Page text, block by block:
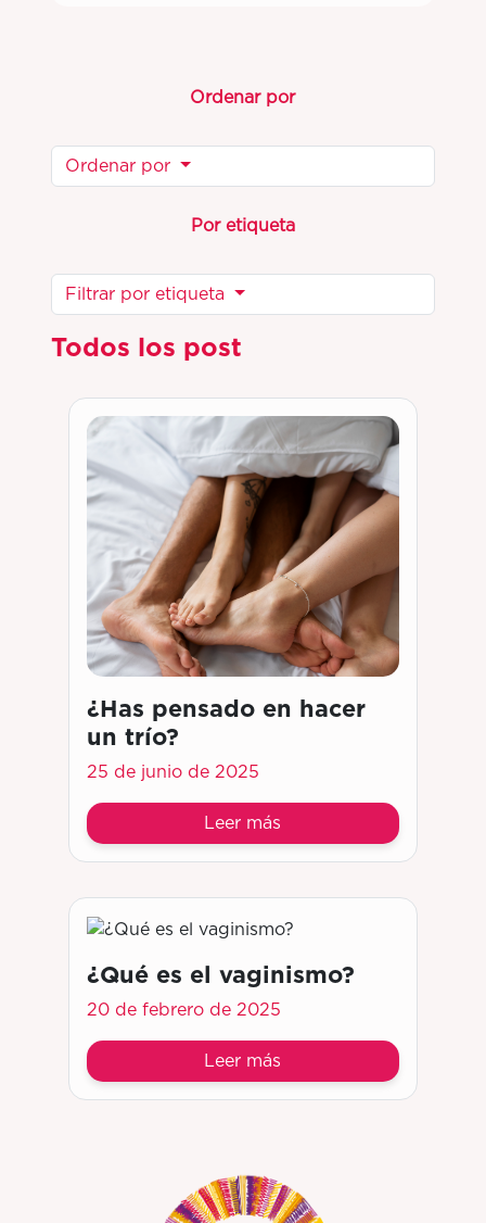
Ordenar por
Ordenar por
Por etiqueta
Filtrar por etiqueta
Todos los post
¿Has pensado en hacer
un trío?
25 de junio de 2025
Leer más
¿Qué es el vaginismo?
20 de febrero de 2025
Leer más